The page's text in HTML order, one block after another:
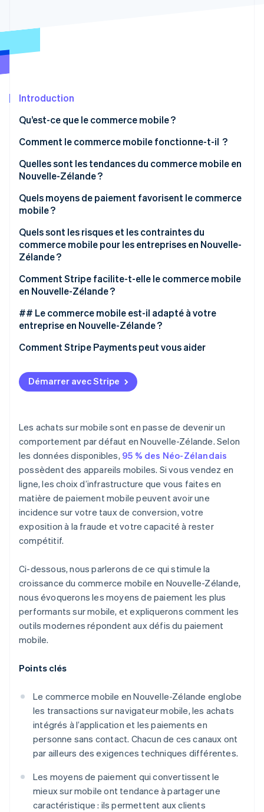
Radar
Atlas
Élimination du carbone
Vérification de l'identité
Découvrez comment Stripe construit l’infrastructure
Regarder la vidéo
Introduction
Qu’est-ce que le commerce mobile ?
Comment le commerce mobile fonctionne-t-il ?
Quelles sont les tendances du commerce mobile en
Nouvelle-Zélande ?
Quels moyens de paiement favorisent le commerce
mobile ?
Quels sont les risques et les contraintes du
commerce mobile pour les entreprises en Nouvelle-
Zélande ?
Comment Stripe facilite-t-elle le commerce mobile
en Nouvelle-Zélande ?
## Le commerce mobile est-il adapté à votre
entreprise en Nouvelle-Zélande ?
Comment Stripe Payments peut vous aider
Démarrer avec Stripe
Les achats sur mobile sont en passe de devenir un
comportement par défaut en Nouvelle-Zélande. Selon
les données disponibles, 95 % des Néo-Zélandais
possèdent des appareils mobiles. Si vous vendez en
ligne, les choix d’infrastructure que vous faites en
matière de paiement mobile peuvent avoir une
incidence sur votre taux de conversion, votre
exposition à la fraude et votre capacité à rester
compétitif.
Ci-dessous, nous parlerons de ce qui stimule la
croissance du commerce mobile en Nouvelle-Zélande,
nous évoquerons les moyens de paiement les plus
performants sur mobile, et expliquerons comment les
outils modernes répondent aux défis du paiement
mobile.
Points clés
Le commerce mobile en Nouvelle-Zélande englobe
les transactions sur navigateur mobile, les achats
intégrés à l’application et les paiements en
personne sans contact. Chacun de ces canaux ont
par ailleurs des exigences techniques différentes.
Les moyens de paiement qui convertissent le
mieux sur mobile ont tendance à partager une
caractéristique : ils permettent aux clients